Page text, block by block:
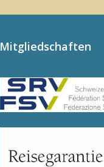
Mitgliedschaften